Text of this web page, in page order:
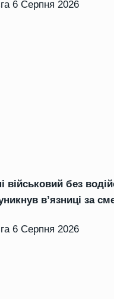
6 Серпня 2026
військовий без
в’язниці за
6 Серпня 2026